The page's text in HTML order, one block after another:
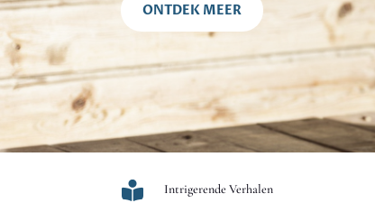
ONTDEK MEER
 Intrigerende Verhalen